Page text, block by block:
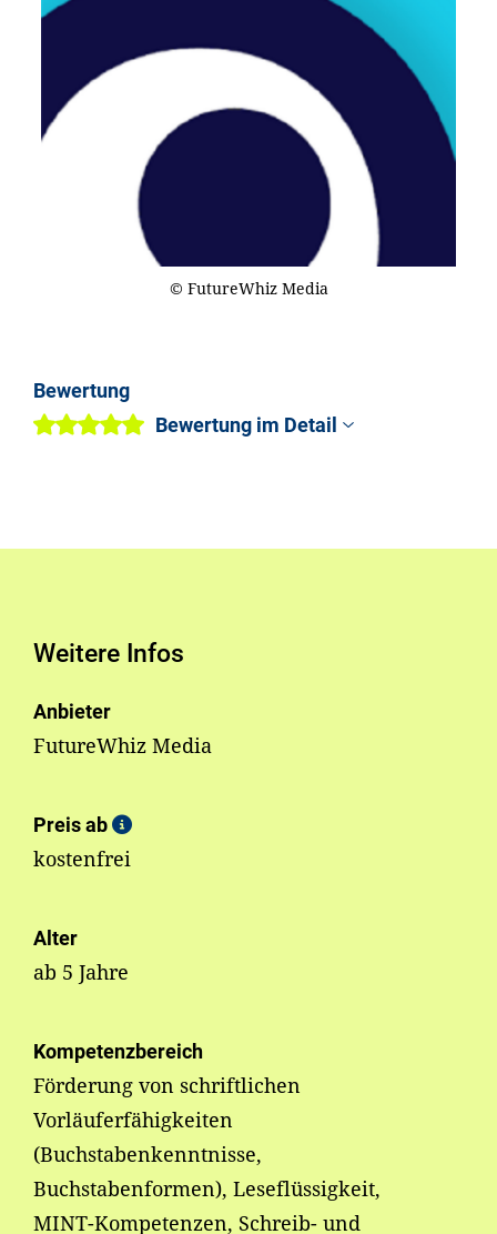
© FutureWhiz Media
Bewertung
Bewertung im Detail
Weitere Infos
Anbieter
FutureWhiz Media
Preis ab
kostenfrei
Alter
ab 5 Jahre
Kompetenzbereich
Förderung von schriftlichen
Vorläuferfähigkeiten
(Buchstabenkenntnisse,
Buchstabenformen), Leseflüssigkeit,
MINT-Kompetenzen, Schreib- und